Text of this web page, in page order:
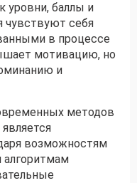
уровни, баллы и
чувствуют себя
в процессе
мотивацию, но
и
методов
возможностям
алгоритмам